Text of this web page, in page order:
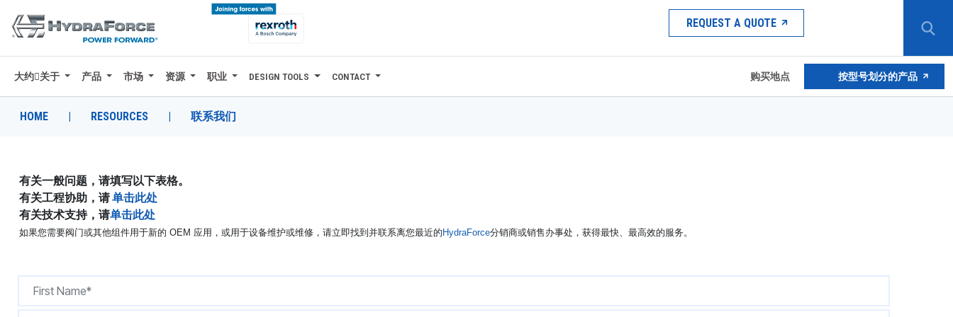
REQUEST A QUOTE
大约关于
产品
资源
职业
DESIGN TOOLS
CONTACT
购买地点
大约关于 产品 市场 资源 职业 DESIGN TOOLS CONTACT 购买地点 按型号划分的产品
HOME | RESOURCES | 联系我们
有关一般问题，请填写以下表格。
有关工程协助，请单击此处
有关技术支持，请单击此处
如果您需要阀门或其他组件用于新的 OEM 应用，或用于设备维护或维修，请立即找到并联系离您最近的 HydraForce分销商或销售办事处，获得最快、最高效的服务。